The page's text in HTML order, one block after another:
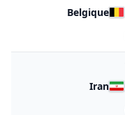
Belgique
Iran